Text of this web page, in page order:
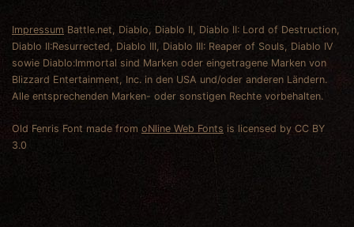
Impressum Battle.net, Diablo, Diablo II, Diablo II: Lord of Destruction,
Diablo II:Resurrected, Diablo III, Diablo III: Reaper of Souls, Diablo IV
sowie Diablo:Immortal sind Marken oder eingetragene Marken von
Blizzard Entertainment, Inc. in den USA und/oder anderen Ländern.
Alle entsprechenden Marken- oder sonstigen Rechte vorbehalten.
Old Fenris Font made from oNline Web Fonts is licensed by CC BY
3.0